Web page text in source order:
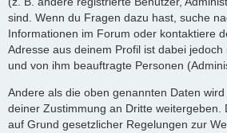
sind. Wenn du Fragen dazu hast, suche
Informationen im Forum oder kontaktiere
Adresse aus deinem Profil ist dabei
und von ihm beauftragte Personen
Andere als die oben genannten Daten
deiner Zustimmung an Dritte weitergeben.
auf Grund gesetzlicher Regelungen zur